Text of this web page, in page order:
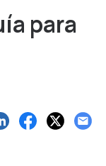
para